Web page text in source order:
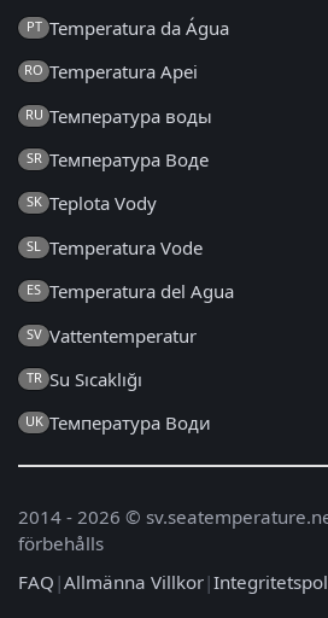
PT Temperatura da Água
RO Temperatura Apei
RU Температура воды
SR Температура Воде
SK Teplota Vody
SL Temperatura Vode
ES Temperatura del Agua
SV Vattentemperatur
TR Su Sıcaklığı
UK Температура Води
2014 - 2026 ©
förbehålls
FAQ |Allmänna Villkor|